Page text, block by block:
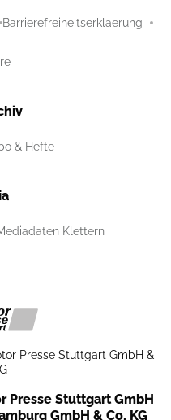
Barrierefreiheitserklaerung
& Hefte
Klettern
Presse Stuttgart GmbH &
Presse Stuttgart GmbH
GmbH & Co. KG